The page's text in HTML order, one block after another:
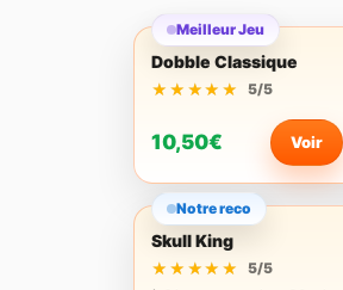
Meilleur Jeu
Dobble Classique
★★★★★
★★★★★ 5/5
10,50€ Voir
Notre reco
Skull King
★★★★★
★★★★★
5/5